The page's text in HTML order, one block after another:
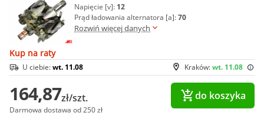
Napięcie [v]: 12
Prąd ładowania alternatora [a]:70
Rozwiń więcej danych
Kup na raty
Kraków:wt. 11.08
U ciebie:wt. 11.08
164,87zł/szt.
Darmowa dostawa od 250 zł
do koszyka